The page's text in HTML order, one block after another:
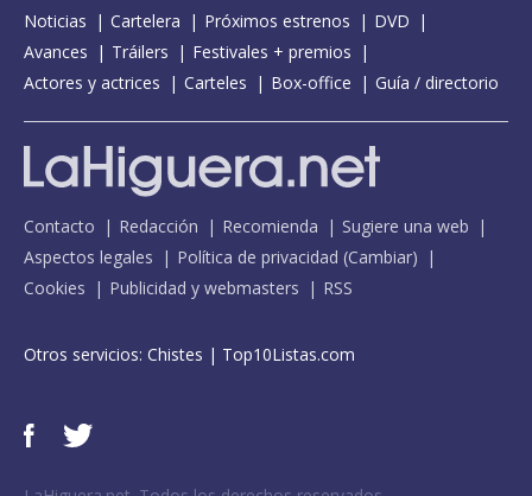
Noticias Cartelera Próximos estrenos
DVD
Avances
Tráilers
Festivales + premios
Actores y actrices
Carteles Box-office Guía / directorio
Contacto Redacción Recomienda
Sugiere una web
Aspectos legales
Política de privacidad (Cambiar)
Cookies
Publicidad y webmasters RSS
Otros servicios: Chistes | Top10Listas.com